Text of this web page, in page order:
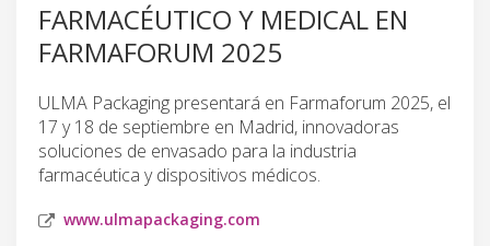
FARMACÉUTICO Y MEDICAL EN
FARMAFORUM 2025
ULMA Packaging presentará en Farmaforum 2025, el
17 y 18 de septiembre en Madrid, innovadoras
soluciones de envasado para la industria
farmacéutica y dispositivos médicos.
www.ulmapackaging.com